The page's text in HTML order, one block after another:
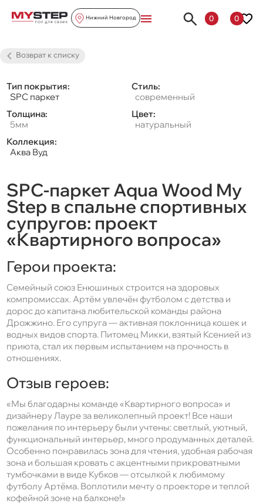
Нижний Новгород 0 0
Возврат к списку
Тип покрытия:
SPC паркет
Стиль:
современный
Толщина:
5мм
Цвет:
натуральный
Коллекция:
Аква Вуд
SPC-паркет Aqua Wood My
Step в спальне спортивных
супругов: проект
«Квартирного вопроса»
Герои проекта:
Семейный союз Енюшиных строится на здоровых
компромиссах. Артём увлечён футболом с детства и
дорос до капитана любительской команды района
Дрожжино. Его супруга — активная поклонница кошек и
водных видов спорта. Питомец Микки, взятый Ксенией из
приюта, стал их первым испытанием на прочность в
отношениях.
Отзыв героев:
«Мы благодарны команде «Квартирного вопроса» и
дизайнеру Лауре за великолепный проект! Все наши
пожелания по интерьеру были учтены: светлый, уютный,
функциональный интерьер, много продуманных деталей.
Особенно понравилась зона для чтения, удобная рабочая
зона и большая кровать с акцентными прикроватными
тумбочками в виде Кубков — отсылкой к любимому
футболу Артёма. Воплотили мечту о проекторе и теплой
кофейной зоне на балконе!»